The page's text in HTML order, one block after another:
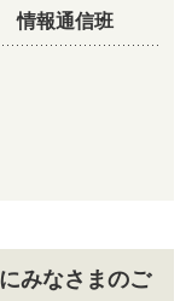
情報通信班
みなさまのご